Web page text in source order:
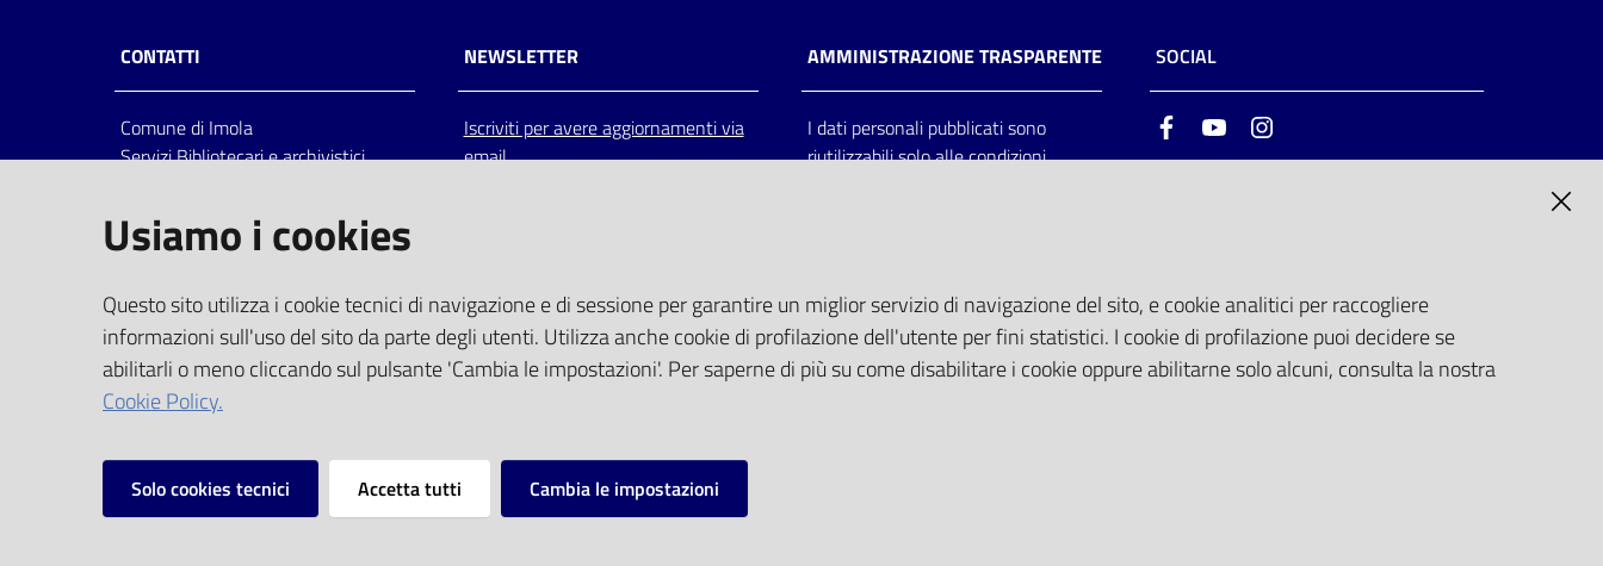
CONTATTI
Comune di Imola
Servizi Bibliotecari e archivistici
Italia
centralino: tel 0542.6026.36 fax
bim@comune.imola.bo.it
PEC
comune.imola@cert.provincia.bo.it
P.IVA 00523381200
C.F. 00794470377
NEWSLETTER
Iscriviti per avere aggiornamenti via
email
AMMINISTRAZIONE TRASPARENTE
I dati personali pubblicati sono
riutilizzabili solo alle condizioni
SOCIAL
FacebookYoutube
Vai alla pagina
Usiamo i cookies
Questo sito utilizza i cookie tecnici di navigazione e di sessione per garantire un miglior servizio di navigazione del sito, e cookie analitici per raccogliere
informazioni sull'uso del sito da parte degli utenti. Utilizza anche cookie di profilazione dell'utente per fini statistici. I cookie di profilazione puoi decidere se
abilitarli o meno cliccando sul pulsante 'Cambia le impostazioni'. Per saperne di più su come disabilitare i cookie oppure abilitarne solo alcuni, consulta la nostra
Cookie Policy.
Solo cookies tecnici Accetta tutti Cambia le impostazioni